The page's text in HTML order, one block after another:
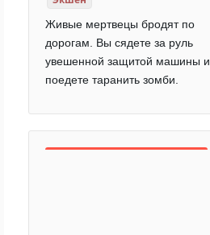
Живые мертвецы бродят по
дорогам. Вы сядете за руль
увешенной защитой машины и
поедете таранить зомби.